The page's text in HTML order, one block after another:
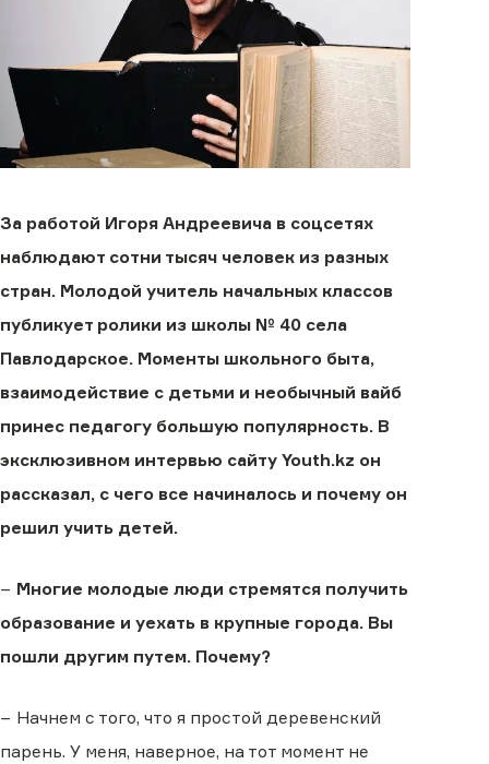
За работой Игоря Андреевича в соцсетях
наблюдают сотни тысяч человек из разных
стран. Молодой учитель начальных классов
публикует ролики из школы № 40 села
Павлодарское. Моменты школьного быта,
взаимодействие с детьми и необычный вайб
принес педагогу большую популярность. В
эксклюзивном интервью сайту Youth.kz он
рассказал, с чего все начиналось и почему он
решил учить детей.
− Многие молодые люди стремятся получить
образование и уехать в крупные города. Вы
пошли другим путем. Почему?
− Начнем с того, что я простой деревенский
парень. У меня, наверное, на тот момент не